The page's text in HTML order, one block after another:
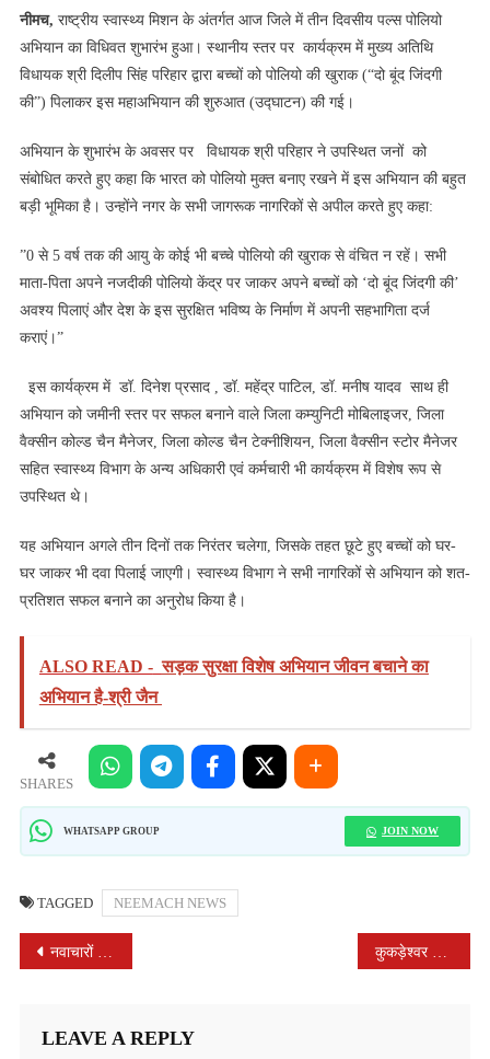
पल्स
पोलियो
अभियान
का
शुभारंभ
नीमच, राष्ट्रीय स्वास्थ्य मिशन के अंतर्गत आज जिले में तीन दिवसीय पल्स पोलियो
अभियान का विधिवत शुभारंभ हुआ। स्थानीय स्तर पर कार्यक्रम में मुख्य अतिथि
विधायक श्री दिलीप सिंह परिहार द्वारा बच्चों को पोलियो की खुराक (“दो बूंद जिंदगी
की”) पिलाकर इस महाअभियान की शुरुआत (उद्घाटन) की गई।
​अभियान के शुभारंभ के अवसर पर विधायक श्री परिहार ने उपस्थित जनों को
संबोधित करते हुए कहा कि भारत को पोलियो मुक्त बनाए रखने में इस अभियान की बहुत
बड़ी भूमिका है। उन्होंने नगर के सभी जागरूक नागरिकों से अपील करते हुए कहा:
​”0 से 5 वर्ष तक की आयु के कोई भी बच्चे पोलियो की खुराक से वंचित न रहें। सभी
माता-पिता अपने नजदीकी पोलियो केंद्र पर जाकर अपने बच्चों को ‘दो बूंद जिंदगी की’
अवश्य पिलाएं और देश के इस सुरक्षित भविष्य के निर्माण में अपनी सहभागिता दर्ज
कराएं।”
​ ​ इस कार्यक्रम में ​डॉ. दिनेश प्रसाद , ​डॉ. महेंद्र पाटिल, ​डॉ. मनीष यादव ​साथ ही
अभियान को जमीनी स्तर पर सफल बनाने वाले जिला कम्युनिटी मोबिलाइजर, जिला
वैक्सीन कोल्ड चैन मैनेजर, जिला कोल्ड चैन टेक्नीशियन, जिला वैक्सीन स्टोर मैनेजर
सहित स्वास्थ्य विभाग के अन्य अधिकारी एवं कर्मचारी भी कार्यक्रम में विशेष रूप से
उपस्थित थे।
​यह अभियान अगले तीन दिनों तक निरंतर चलेगा, जिसके तहत छूटे हुए बच्चों को घर-
घर जाकर भी दवा पिलाई जाएगी। स्वास्थ्य विभाग ने सभी नागरिकों से अभियान को शत-
प्रतिशत सफल बनाने का अनुरोध किया है।
ALSO READ - सड़क सुरक्षा विशेष अभियान जीवन बचाने का
अभियान है-श्री जैन
SHARES
WHATSAPP GROUP JOIN NOW
TAGGED NEEMACH NEWS
POST
नवाचारों ने बदली शिक्षा की दिशा, बच्चों ने रचे सफलता के नए कीर्तिमान
LEAVE A REPLY